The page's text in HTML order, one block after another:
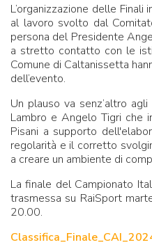
L’organizzazione delle
al lavoro svolto dal
persona del Presidente
a stretto contatto con le
Comune di Caltanissetta
dell’evento.
Un plauso va senz’altro
Lambro e Angelo Tigri che
Pisani a supporto
regolarità e il corretto
a creare un ambiente di
La finale del Campionato
trasmessa su RaiSport
20.00.